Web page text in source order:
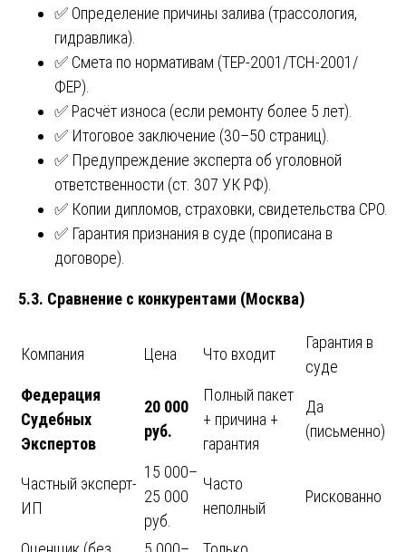
✅ Определение причины залива (трассология,
гидравлика).
✅ Смета по нормативам (ТЕР-2001/ТСН-2001/
ФЕР).
✅ Расчёт износа (если ремонту более 5 лет).
✅ Итоговое заключение (30–50 страниц).
✅ Предупреждение эксперта об уголовной
ответственности (ст. 307 УК РФ).
✅ Копии дипломов, страховки, свидетельства СРО.
✅ Гарантия признания в суде (прописана в
договоре).
5.3. Сравнение с конкурентами (Москва)
Компания Цена Что входит
Гарантия в
суде
Федерация
Судебных
Экспертов
20 000
руб.
Полный пакет
+ причина +
гарантия
Да
(письменно)
Частный эксперт-
ИП
15 000–
25 000
руб.
Часто
неполный
Рискованно